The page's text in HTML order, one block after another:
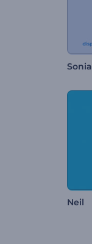
Sonia
Neil